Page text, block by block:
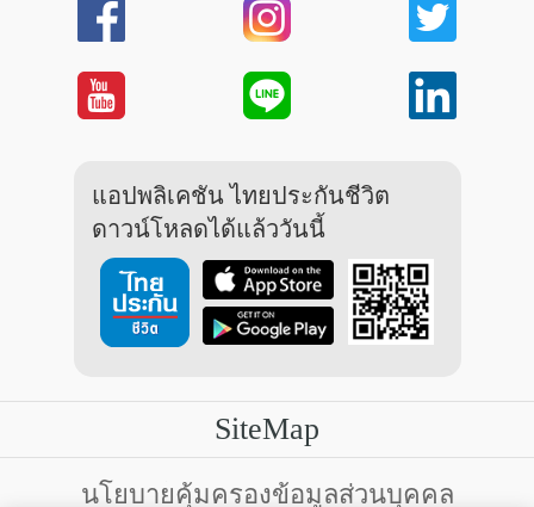
แอปพลิเคชัน ไทยประกันชีวิต
ดาวน์โหลดได้แล้ววันนี้
SiteMap
บริการลูกค้า
นโยบายคุ้มครองข้อมูลส่วนบุคคล